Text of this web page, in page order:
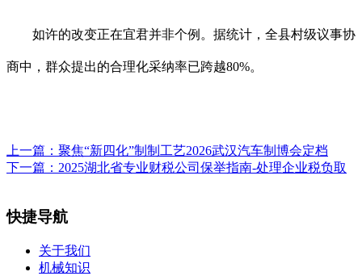
如许的改变正在宜君并非个例。据统计，全县村级议事协
商中，群众提出的合理化采纳率已跨越80%。
上一篇： 聚焦“新四化”制制工艺2026武汉汽车制博会定档
下一篇： 2025湖北省专业财税公司保举指南-处理企业税负取
快捷导航
关于我们
机械知识